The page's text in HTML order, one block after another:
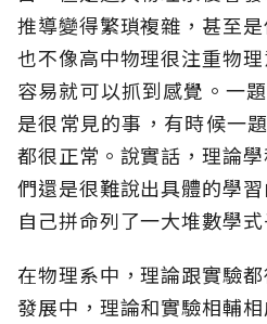
推導變得繁瑣複雜，甚至
也不像高中物理很注重物
容易就可以抓到感覺。一
是很常見的事，有時候一
都很正常。說實話，理論
們還是很難說出具體的學
自己拼命列了一大堆數學式
在物理系中，理論跟實驗
發展中，理論和實驗相輔